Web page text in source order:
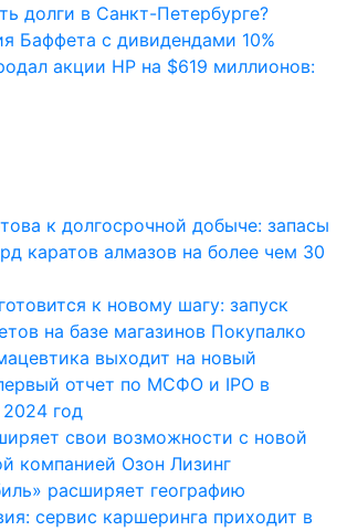
долги в Санкт-Петербурге?
Баффета с дивидендами 10%
акции HP на $619 миллионов:
к долгосрочной добыче: запасы
каратов алмазов на более чем 30
к новому шагу: запуск
на базе магазинов Покупалко
выходит на новый
отчет по МСФО и IPO в
2024 год
свои возможности с новой
компанией Озон Лизинг
расширяет географию
сервис каршеринга приходит в